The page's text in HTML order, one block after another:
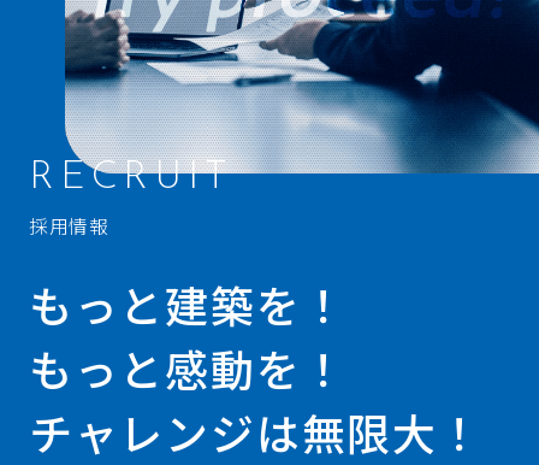
RECRUIT
採用情報
もっと建築を！
もっと感動を！
チャレンジは無限大！